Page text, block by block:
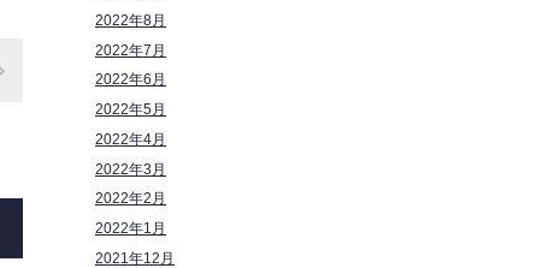
2022年8月
2022年7月
2022年6月
2022年5月
2022年4月
2022年3月
2022年2月
2022年1月
2021年12月